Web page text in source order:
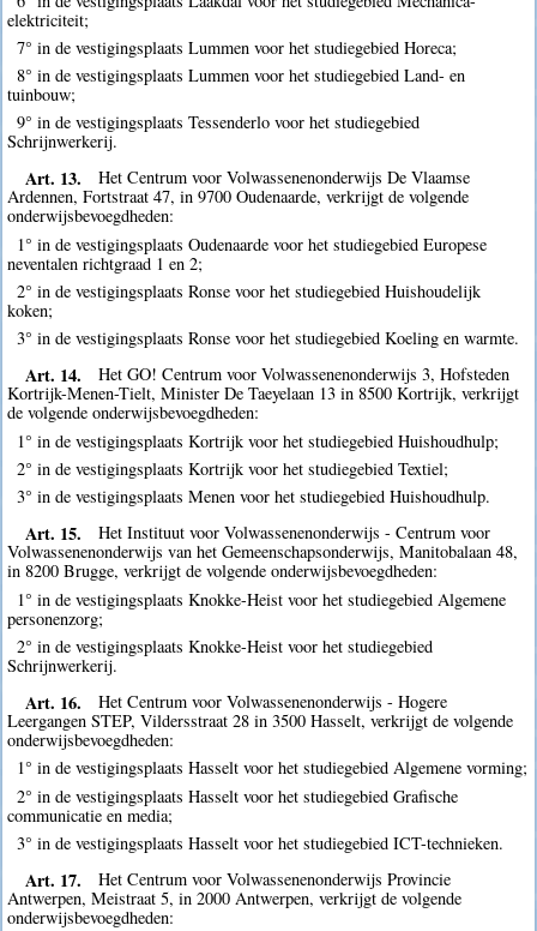
elektriciteit;
7° in de vestigingsplaats Lummen voor het studiegebied Horeca;
8° in de vestigingsplaats Lummen voor het studiegebied Land- en
tuinbouw;
9° in de vestigingsplaats Tessenderlo voor het studiegebied
Schrijnwerkerij.
Art. 13.
Het Centrum voor Volwassenenonderwijs De Vlaamse
Ardennen, Fortstraat 47, in 9700 Oudenaarde, verkrijgt de volgende
onderwijsbevoegdheden:
1° in de vestigingsplaats Oudenaarde voor het studiegebied Europese
neventalen richtgraad 1 en 2;
2° in de vestigingsplaats Ronse voor het studiegebied Huishoudelijk
koken;
3° in de vestigingsplaats Ronse voor het studiegebied Koeling en warmte.
Art. 14.
Het GO! Centrum voor Volwassenenonderwijs 3, Hofsteden
Kortrijk-Menen-Tielt, Minister De Taeyelaan 13 in 8500 Kortrijk, verkrijgt
de volgende onderwijsbevoegdheden:
1° in de vestigingsplaats Kortrijk voor het studiegebied Huishoudhulp;
2° in de vestigingsplaats Kortrijk voor het studiegebied Textiel;
3° in de vestigingsplaats Menen voor het studiegebied Huishoudhulp.
Art. 15.
Het Instituut voor Volwassenenonderwijs - Centrum voor
Volwassenenonderwijs van het Gemeenschapsonderwijs, Manitobalaan 48,
in 8200 Brugge, verkrijgt de volgende onderwijsbevoegdheden:
1° in de vestigingsplaats Knokke-Heist voor het studiegebied Algemene
personenzorg;
2° in de vestigingsplaats Knokke-Heist voor het studiegebied
Schrijnwerkerij.
Art. 16.
Het Centrum voor Volwassenenonderwijs - Hogere
Leergangen STEP, Vildersstraat 28 in 3500 Hasselt, verkrijgt de volgende
onderwijsbevoegdheden:
1° in de vestigingsplaats Hasselt voor het studiegebied Algemene vorming;
2° in de vestigingsplaats Hasselt voor het studiegebied Grafische
communicatie en media;
3° in de vestigingsplaats Hasselt voor het studiegebied ICT-technieken.
Art. 17.
Het Centrum voor Volwassenenonderwijs Provincie
Antwerpen, Meistraat 5, in 2000 Antwerpen, verkrijgt de volgende
onderwijsbevoegdheden: